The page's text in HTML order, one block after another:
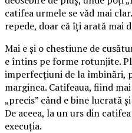
catifea urmele se văd mai
repede, doar că îți arată mai
Mai e și o chestiune de
e întins pe forme rotunjite.
imperfecțiuni de la îmbinări,
marginea. Catifeaua, fiind
„precis” când e bine lucrată
De aceea, la un urs din
execuția.